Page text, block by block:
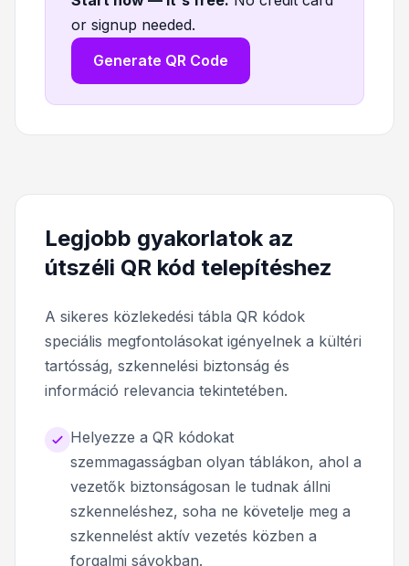
or signup needed.
Generate QR Code
Legjobb gyakorlatok az
útszéli QR kód telepítéshez
A sikeres közlekedési tábla QR kódok
speciális megfontolásokat igényelnek a kültéri
tartósság, szkennelési biztonság és
információ relevancia tekintetében.
Helyezze a QR kódokat
szemmagasságban olyan táblákon, ahol a
vezetők biztonságosan le tudnak állni
szkenneléshez, soha ne követelje meg a
szkennelést aktív vezetés közben a
forgalmi sávokban.